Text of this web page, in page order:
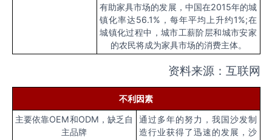
有助家具市场的发展，中国在2015年的城
镇化率达56.1% ，每年平均上升约1%;在
城镇化过程中，城市工薪阶层和城市安家
的农民将成为家具市场的消费主体。
资料来源：互联网
不利因素
主要依靠OEM和ODM ，缺乏自
主品牌
通过多年的努力，我国沙发制
造行业获得了迅速的发展，沙